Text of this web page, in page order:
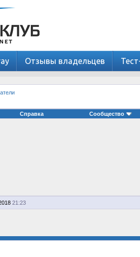
Отзывы владельцев
Справка Сообщество
21:23